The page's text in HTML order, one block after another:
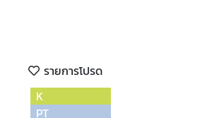
รายการโปรด
K
PT